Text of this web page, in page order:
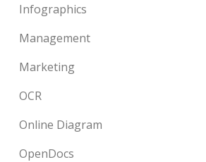
Infographics
Management
Marketing
OCR
Online Diagram
OpenDocs